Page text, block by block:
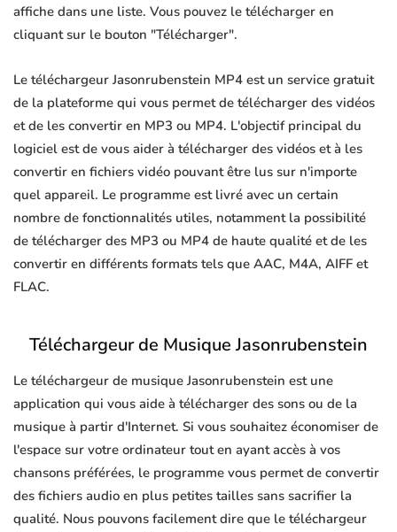
affiche dans une liste. Vous pouvez le télécharger en
cliquant sur le bouton "Télécharger".
Le téléchargeur Jasonrubenstein MP4 est un service gratuit
de la plateforme qui vous permet de télécharger des vidéos
et de les convertir en MP3 ou MP4. L'objectif principal du
logiciel est de vous aider à télécharger des vidéos et à les
convertir en fichiers vidéo pouvant être lus sur n'importe
quel appareil. Le programme est livré avec un certain
nombre de fonctionnalités utiles, notamment la possibilité
de télécharger des MP3 ou MP4 de haute qualité et de les
convertir en différents formats tels que AAC, M4A, AIFF et
FLAC.
Téléchargeur de Musique Jasonrubenstein
Le téléchargeur de musique Jasonrubenstein est une
application qui vous aide à télécharger des sons ou de la
musique à partir d'Internet. Si vous souhaitez économiser de
l'espace sur votre ordinateur tout en ayant accès à vos
chansons préférées, le programme vous permet de convertir
des fichiers audio en plus petites tailles sans sacrifier la
qualité. Nous pouvons facilement dire que le téléchargeur